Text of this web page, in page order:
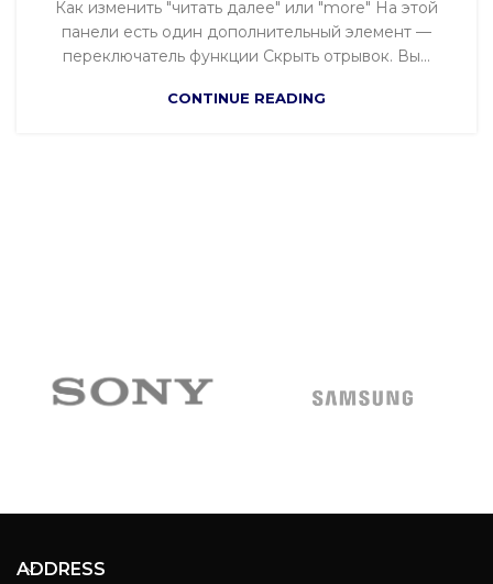
Как изменить "читать далее" или "more" На этой
панели есть один дополнительный элемент —
переключатель функции Скрыть отрывок. Вы...
CONTINUE READING
ADDRESS